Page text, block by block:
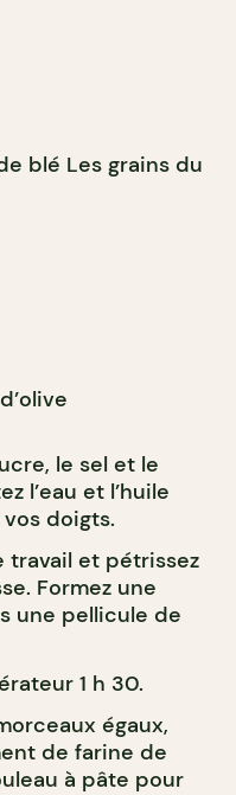
blé Les grains du
le sel et le
l’eau et l’huile
doigts.
travail et pétrissez
Formez une
une pellicule de
1 h 30.
égaux,
de farine de
à pâte pour